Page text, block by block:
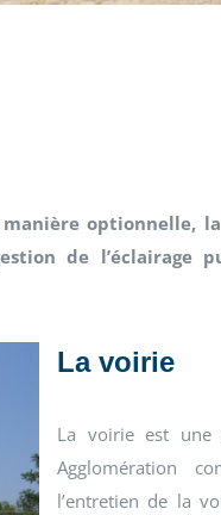
manière optionnelle,
de l’éclairage
La voirie
La voirie est une
Agglomération
l’entretien de la